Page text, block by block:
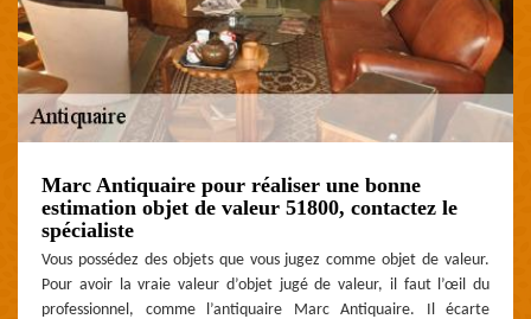
Marc Antiquaire pour réaliser une bonne
estimation objet de valeur 51800, contactez le
spécialiste
Vous possédez des objets que vous jugez comme objet de valeur.
Pour avoir la vraie valeur d’objet jugé de valeur, il faut l’œil du
professionnel, comme l’antiquaire Marc Antiquaire. Il écarte